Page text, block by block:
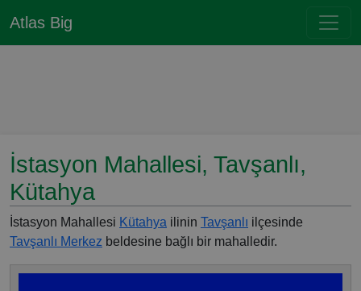
Atlas Big
İstasyon Mahallesi, Tavşanlı,
Kütahya
İstasyon Mahallesi Kütahya ilinin Tavşanlı ilçesinde
Tavşanlı Merkez beldesine bağlı bir mahalledir.